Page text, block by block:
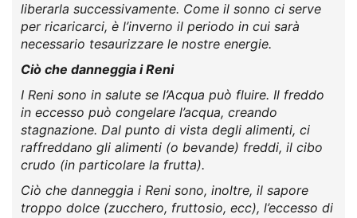
liberarla successivamente. Come il sonno ci serve
per ricaricarci, è l’inverno il periodo in cui sarà
necessario tesaurizzare le nostre energie.
Ciò che danneggia i Reni
I Reni sono in salute se l’Acqua può fluire. Il freddo
in eccesso può congelare l’acqua, creando
stagnazione. Dal punto di vista degli alimenti, ci
raffreddano gli alimenti (o bevande) freddi, il cibo
crudo (in particolare la frutta).
Ciò che danneggia i Reni sono, inoltre, il sapore
troppo dolce (zucchero, fruttosio, ecc), l’eccesso di